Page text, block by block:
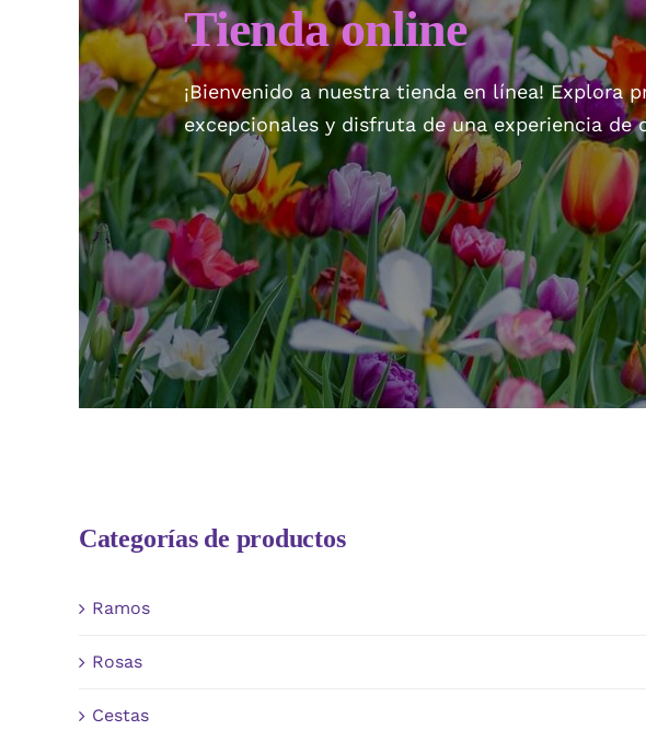
Tienda online
¡Bienvenido a nuestra tienda en línea! Explora
excepcionales y disfruta de una experiencia de
Categorías de productos
Ramos
Rosas
Cestas